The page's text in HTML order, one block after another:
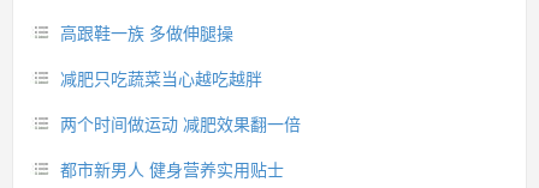
高跟鞋一族 多做伸腿操
减肥只吃蔬菜当心越吃越胖
两个时间做运动 减肥效果翻一倍
都市新男人 健身营养实用贴士